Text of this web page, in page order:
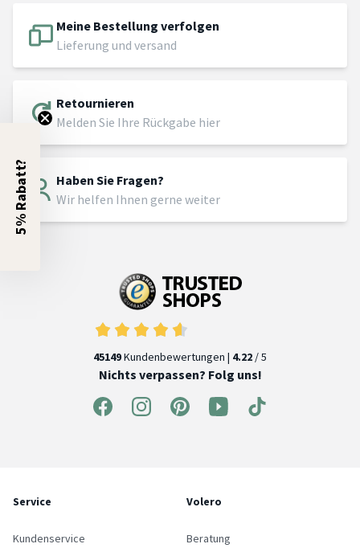
Meine Bestellung verfolgen
Lieferung und versand
Retournieren
Melden Sie Ihre Rückgabe hier
Haben Sie Fragen?
Wir helfen Ihnen gerne weiter
45149Kundenbewertungen | 4.22 / 5
Nichts verpassen? Folg uns!
Service
Kundenservice
Volero
Beratung
5% Rabatt?